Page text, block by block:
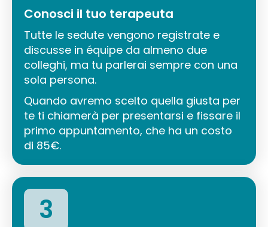
Conosci il tuo terapeuta
Tutte le sedute vengono registrate e
discusse in équipe da almeno due
colleghi, ma tu parlerai sempre con una
sola persona.
Quando avremo scelto quella giusta per
te ti chiamerà per presentarsi e fissare il
primo appuntamento, che ha un costo
di 85€.
3